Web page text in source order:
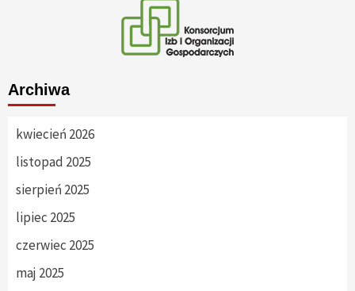
Archiwa
kwiecień 2026
listopad 2025
sierpień 2025
lipiec 2025
czerwiec 2025
maj 2025